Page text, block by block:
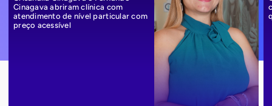
Cinagava abriram clínica com
atendimento de nível particular com
preço acessível